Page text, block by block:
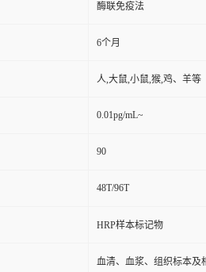
酶联免疫法
6个月
人,大鼠,小鼠,猴,鸡、羊等
0.01pg/mL~
90
48T/96T
HRP样本标记物
血清、血浆、组织标本及